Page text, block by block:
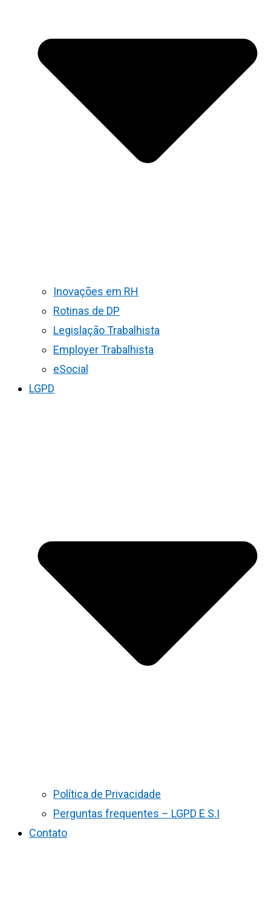
Inovações em RH
Rotinas de DP
Legislação Trabalhista
Employer Trabalhista
eSocial
LGPD
Política de Privacidade
Perguntas frequentes – LGPD E S.I
Contato